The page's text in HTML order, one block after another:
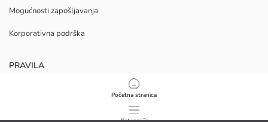
Početna stranica
Mogućnosti zapošljavanja
Korporativna podrška
PRAVILA
Politika privatnosti i sigurnosti podataka
Uvjeti korištenja